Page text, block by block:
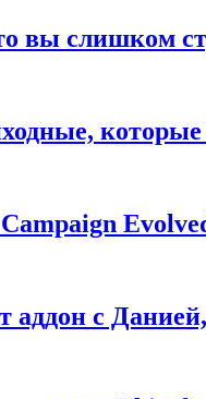
вы слишком
которые
аддон с